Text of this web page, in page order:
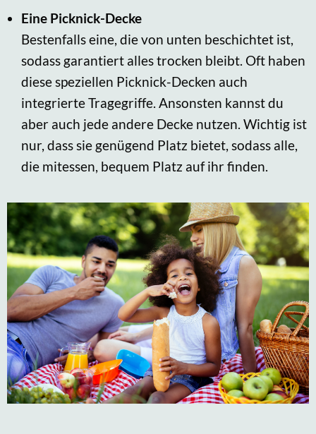
Eine Picknick-Decke
Bestenfalls eine, die von unten beschichtet ist,
sodass garantiert alles trocken bleibt. Oft haben
diese speziellen Picknick-Decken auch
integrierte Tragegriffe. Ansonsten kannst du
aber auch jede andere Decke nutzen. Wichtig ist
nur, dass sie genügend Platz bietet, sodass alle,
die mitessen, bequem Platz auf ihr finden.